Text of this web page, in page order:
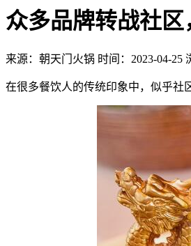
众多品牌转战社区
来源：朝天门火锅 时间：2023-04-25
在很多餐饮人的传统印象中，似乎社